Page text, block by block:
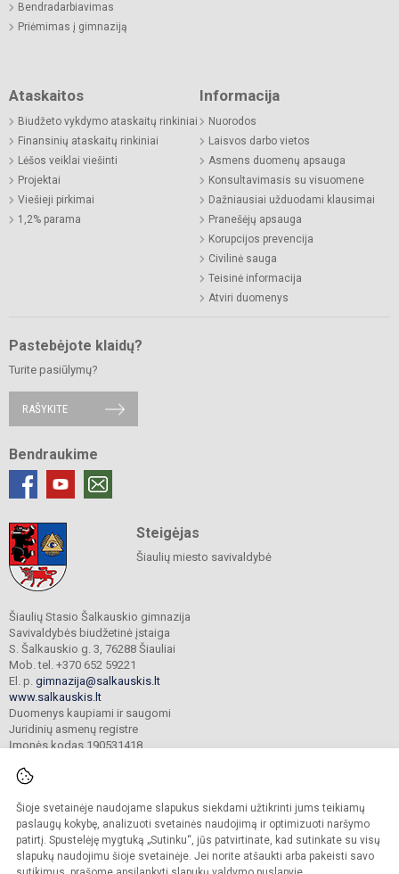
Šioje svetainėje naudojame slapukus siekdami užtikrinti jums teikiamų
paslaugų kokybę, analizuoti svetainės naudojimą ir optimizuoti naršymo
patirtį. Spustelėję mygtuką „Sutinku“, jūs patvirtinate, kad sutinkate su visų
slapukų naudojimu šioje svetainėje. Jei norite atšaukti arba pakeisti savo
Bendradarbiavimas
Priėmimas į gimnaziją
Ataskaitos
Biudžeto vykdymo ataskaitų rinkiniai
Finansinių ataskaitų rinkiniai
Lėšos veiklai viešinti
Projektai
Viešieji pirkimai
1,2% parama
Informacija
Nuorodos
Laisvos darbo vietos
Asmens duomenų apsauga
Konsultavimasis su visuomene
Dažniausiai užduodami klausimai
Pranešėjų apsauga
Korupcijos prevencija
Civilinė sauga
Teisinė informacija
Atviri duomenys
Pastebėjote klaidų?
Turite pasiūlymų?
RAŠYKITE
Bendraukime
Steigėjas
Šiaulių miesto savivaldybė
Šiaulių Stasio Šalkauskio gimnazija
Savivaldybės biudžetinė įstaiga
S. Šalkauskio g. 3, 76288 Šiauliai
Mob. tel. +370 652 59221
El. p. gimnazija@salkauskis.lt
www.salkauskis.lt
Duomenys kaupiami ir saugomi
Juridinių asmenų registre
Įmonės kodas 190531418
© 2024. Šiaulių Stasio Šalkauskio gimnazija. Visos teisės saugomos.
Kopijuoti turinį be raštiško gimnazijos sutikimo griežtai draudžiama.
Prieinamumo paraiška Slapukų valdymas